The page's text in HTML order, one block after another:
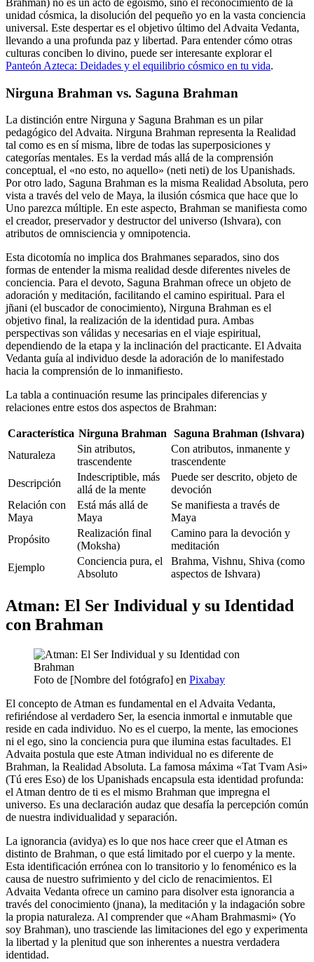
Brahman) no es un acto de egoísmo, sino el reconocimiento de la
unidad cósmica, la disolución del pequeño yo en la vasta conciencia
universal. Este despertar es el objetivo último del Advaita Vedanta,
llevando a una profunda paz y libertad. Para entender cómo otras
culturas conciben lo divino, puede ser interesante explorar el
Panteón Azteca: Deidades y el equilibrio cósmico en tu vida.
Nirguna Brahman vs. Saguna Brahman
La distinción entre Nirguna y Saguna Brahman es un pilar
pedagógico del Advaita. Nirguna Brahman representa la Realidad
tal como es en sí misma, libre de todas las superposiciones y
categorías mentales. Es la verdad más allá de la comprensión
conceptual, el «no esto, no aquello» (neti neti) de los Upanishads.
Por otro lado, Saguna Brahman es la misma Realidad Absoluta, pero
vista a través del velo de Maya, la ilusión cósmica que hace que lo
Uno parezca múltiple. En este aspecto, Brahman se manifiesta como
el creador, preservador y destructor del universo (Ishvara), con
atributos de omnisciencia y omnipotencia.
Esta dicotomía no implica dos Brahmanes separados, sino dos
formas de entender la misma realidad desde diferentes niveles de
conciencia. Para el devoto, Saguna Brahman ofrece un objeto de
adoración y meditación, facilitando el camino espiritual. Para el
jñani (el buscador de conocimiento), Nirguna Brahman es el
objetivo final, la realización de la identidad pura. Ambas
perspectivas son válidas y necesarias en el viaje espiritual,
dependiendo de la etapa y la inclinación del practicante. El Advaita
Vedanta guía al individuo desde la adoración de lo manifestado
hacia la comprensión de lo inmanifiesto.
La tabla a continuación resume las principales diferencias y
relaciones entre estos dos aspectos de Brahman:
Característica Nirguna Brahman Saguna Brahman (Ishvara)
Naturaleza
Sin atributos,
trascendente
Con atributos, inmanente y
trascendente
Descripción
Indescriptible, más
allá de la mente
Puede ser descrito, objeto de
devoción
Relación con
Maya
Está más allá de
Maya
Se manifiesta a través de
Maya
Propósito
Realización final
(Moksha)
Camino para la devoción y
meditación
Ejemplo
Conciencia pura, el
Absoluto
Brahma, Vishnu, Shiva (como
aspectos de Ishvara)
Atman: El Ser Individual y su Identidad
con Brahman
Foto de [Nombre del fotógrafo] en Pixabay
El concepto de Atman es fundamental en el Advaita Vedanta,
refiriéndose al verdadero Ser, la esencia inmortal e inmutable que
reside en cada individuo. No es el cuerpo, la mente, las emociones
ni el ego, sino la conciencia pura que ilumina estas facultades. El
Advaita postula que este Atman individual no es diferente de
Brahman, la Realidad Absoluta. La famosa máxima «Tat Tvam Asi»
(Tú eres Eso) de los Upanishads encapsula esta identidad profunda:
el Atman dentro de ti es el mismo Brahman que impregna el
universo. Es una declaración audaz que desafía la percepción común
de nuestra individualidad y separación.
La ignorancia (avidya) es lo que nos hace creer que el Atman es
distinto de Brahman, o que está limitado por el cuerpo y la mente.
Esta identificación errónea con lo transitorio y lo fenoménico es la
causa de nuestro sufrimiento y del ciclo de renacimientos. El
Advaita Vedanta ofrece un camino para disolver esta ignorancia a
través del conocimiento (jnana), la meditación y la indagación sobre
la propia naturaleza. Al comprender que «Aham Brahmasmi» (Yo
soy Brahman), uno trasciende las limitaciones del ego y experimenta
la libertad y la plenitud que son inherentes a nuestra verdadera
identidad.